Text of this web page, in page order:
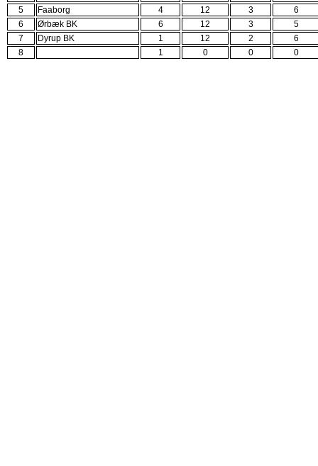
5
Faaborg 4 12 3
6
6
Ørbæk BK 6 12 3
5
7
Dyrup BK 1 12 2
6
8
1 0 0 0